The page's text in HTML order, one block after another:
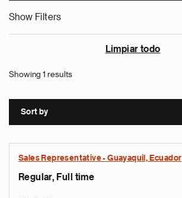
Show Filters
Limpiar todo
Showing 1 results
Sort by
Sales Representative - Guayaquil, Ecuador
Regular, Full time